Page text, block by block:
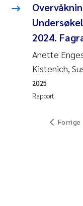
Froukje
Jan-Erik
Jens Vedal
Louise
Maria
2024.
Anette
Kistenich,
Rapport
2025
Forrige